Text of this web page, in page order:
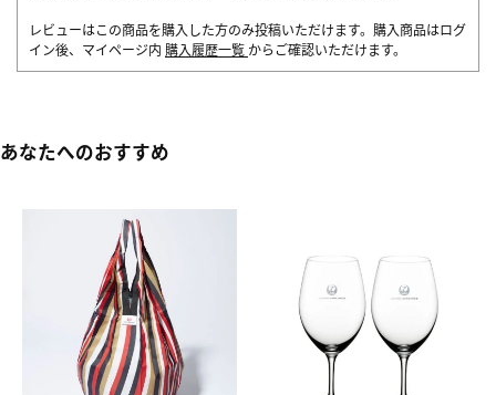
レビューはこの商品を購入した方のみ投稿いただけます。購入商品はログ
イン後、マイページ内 購入履歴一覧 からご確認いただけます。
あなたへのおすすめ